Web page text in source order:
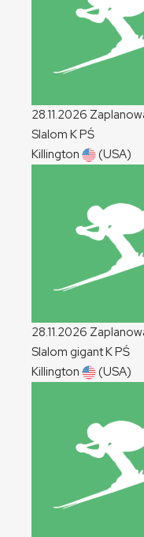
28.11.2026
Slalom KPŚ
Killington
(USA)
28.11.2026
Slalom gigantKPŚ
Killington
(USA)